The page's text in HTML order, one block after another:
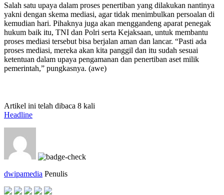
Salah satu upaya dalam proses penertiban yang dilakukan nantinya
yakni dengan skema mediasi, agar tidak menimbulkan persoalan di
kemudian hari. Pihaknya juga akan menggandeng aparat penegak
hukum baik itu, TNI dan Polri serta Kejaksaan, untuk membantu
proses mediasi tersebut bisa berjalan aman dan lancar. “Pasti ada
proses mediasi, mereka akan kita panggil dan itu sudah sesuai
ketentuan dalam upaya pengamanan dan penertiban aset milik
pemerintah,” pungkasnya. (awe)
Artikel ini telah dibaca 8 kali
Headline
dwipamedia Penulis